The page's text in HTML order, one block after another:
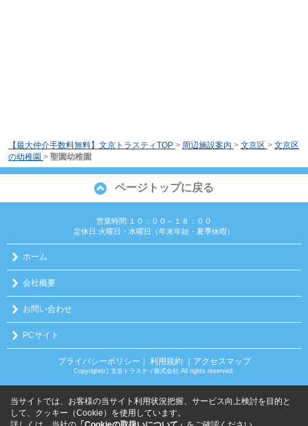
【最大仲介手数料無料】文京トラスティTOP > 周辺施設案内 > 文京区 > 文京区
の幼稚園 > 聖園幼稚園
ページトップに戻る
営業時間:１０：００～１８：００
定休日:火曜日・水曜日（年末年始・夏季休暇）
ホーム
会社概要
お問い合わせ
PCサイト
プライバシーポリシー ｜ 利用規約 ｜アクセスマップ
Copyright(c) 文京トラスティ株式会社 All rights reserved.
当サイトでは、お客様の当サイト利用状況把握、サービス向上検討を目的と
して、クッキー（Cookie）を使用しています。